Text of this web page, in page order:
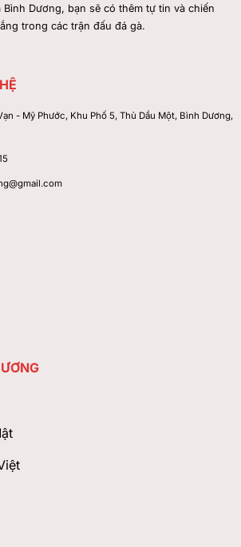
Dương, bạn sẽ có thêm tự tin và chiến
trong các trận đấu đá gà.
- Mỹ Phước, Khu Phố 5, Thủ Dầu Một, Bình Dương,